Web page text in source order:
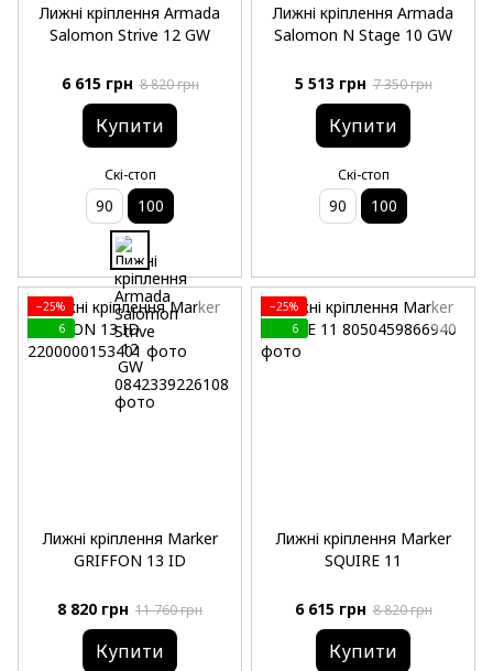
Лижні кріплення Armada
Salomon Strive 12 GW
6 615 грн 8 820 грн
Купити
Скі-стоп
90 100
Лижні кріплення Armada
Salomon N Stage 10 GW
5 513 грн 7 350 грн
Купити
Скі-стоп
90 100
−25%
6
Лижні кріплення Marker
GRIFFON 13 ID
8 820 грн 11 760 грн
Купити
−25%
6
Лижні кріплення Marker
SQUIRE 11
6 615 грн 8 820 грн
Купити